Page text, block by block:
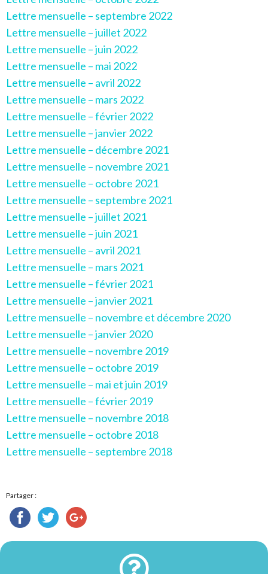
Lettre mensuelle – septembre 2022
Lettre mensuelle – juillet 2022
Lettre mensuelle – juin 2022
Lettre mensuelle – mai 2022
Lettre mensuelle – avril 2022
Lettre mensuelle – mars 2022
Lettre mensuelle – février 2022
Lettre mensuelle – janvier 2022
Lettre mensuelle – décembre 2021
Lettre mensuelle – novembre 2021
Lettre mensuelle – octobre 2021
Lettre mensuelle – septembre 2021
Lettre mensuelle – juillet 2021
Lettre mensuelle – juin 2021
Lettre mensuelle – avril 2021
Lettre mensuelle – mars 2021
Lettre mensuelle – février 2021
Lettre mensuelle – janvier 2021
Lettre mensuelle – novembre et décembre 2020
Lettre mensuelle – janvier 2020
Lettre mensuelle – novembre 2019
Lettre mensuelle – octobre 2019
Lettre mensuelle – mai et juin 2019
Lettre mensuelle – février 2019
Lettre mensuelle – novembre 2018
Lettre mensuelle – octobre 2018
Lettre mensuelle – septembre 2018
Partager :